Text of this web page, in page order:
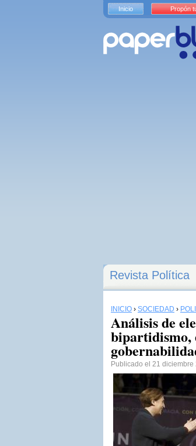
Revista Política
INICIO › SOCIEDAD ›
Análisis de
bipartidismo,
Publicado el 21 diciembre
Inicio Propón